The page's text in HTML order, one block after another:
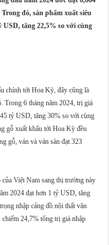
đó, sản phẩm xuất siêu
USD, tăng 22,5% so với cùng
chính tới Hoa Kỳ, đây cũng là
Trong 6 tháng năm 2024, trị giá
tỷ USD, tăng 30% so với cùng
gỗ xuất khẩu tới Hoa Kỳ đều
gỗ, ván và ván sàn đạt 323
Việt Nam sang thị trường này
2024 đạt hơn 1 tỷ USD, tăng
nhập cảng đồ nội thất văn
24,7% tổng trị giá nhập